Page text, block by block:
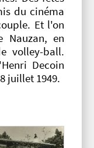
du cinéma
Et l'on
en
volley-ball.
Decoin
juillet 1949.